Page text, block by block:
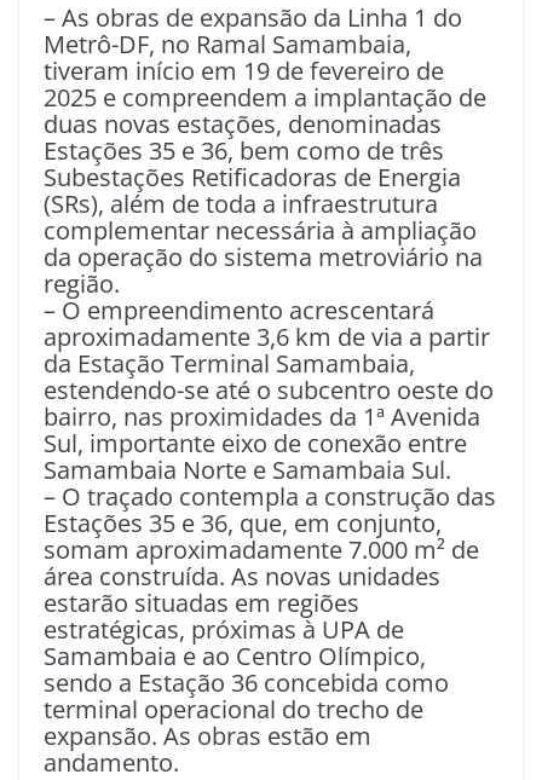
– As obras de expansão da Linha 1 do
Metrô-DF, no Ramal Samambaia,
tiveram início em 19 de fevereiro de
2025 e compreendem a implantação de
duas novas estações, denominadas
Estações 35 e 36, bem como de três
Subestações Retificadoras de Energia
(SRs), além de toda a infraestrutura
complementar necessária à ampliação
da operação do sistema metroviário na
região.
– O empreendimento acrescentará
aproximadamente 3,6 km de via a partir
da Estação Terminal Samambaia,
estendendo-se até o subcentro oeste do
bairro, nas proximidades da 1ª Avenida
Sul, importante eixo de conexão entre
Samambaia Norte e Samambaia Sul.
– O traçado contempla a construção das
Estações 35 e 36, que, em conjunto,
somam aproximadamente 7.000 m² de
área construída. As novas unidades
estarão situadas em regiões
estratégicas, próximas à UPA de
Samambaia e ao Centro Olímpico,
sendo a Estação 36 concebida como
terminal operacional do trecho de
expansão. As obras estão em
andamento.